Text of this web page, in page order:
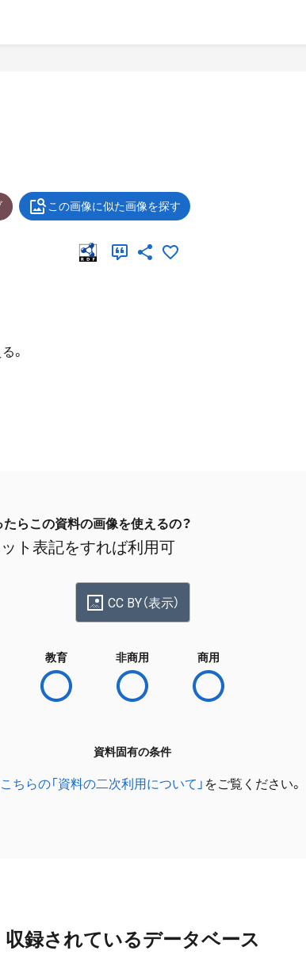
この画像に似た画像を探す
。
たらこの資料の画像を使えるの？
ト表記をすれば利用可
CC BY（表示）
教育 非商用 商用
資料固有の条件
こちらの「資料の二次利用について」 をご覧ください。
収録されているデータベース